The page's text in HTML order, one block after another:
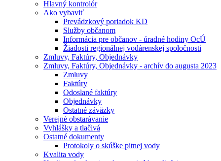
Hlavný kontrolór
Ako vybaviť
Prevádzkový poriadok KD
Služby občanom
Informácia pre občanov - úradné hodiny OcÚ
Žiadosti regionálnej vodárenskej spoločnosti
Zmluvy, Faktúry, Objednávky
Zmluvy, Faktúry, Objednávky - archív do augusta 2023
Zmluvy
Faktúry
Odoslané faktúry
Objednávky
Ostatné záväzky
Verejné obstarávanie
Vyhlášky a tlačivá
Ostatné dokumenty
Protokoly o skúške pitnej vody
Kvalita vody